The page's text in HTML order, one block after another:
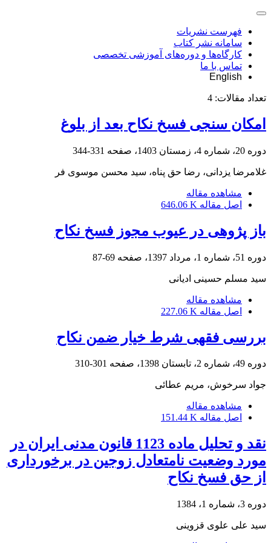
فهرست نشریات
سامانه نشر کتاب
کارگاه‌ها و دوره‌های آموزشی تخصصی
تماس با ما
English
تعداد مقالات: 4
امکان سنجی فسخ نکاح بعد از بلوغ
دوره 20، شماره 4، زمستان 1403، صفحه 331-344
غلامرضا یزدانی، رضا حق پناه، سید محسن موسوی فر
مشاهده مقاله
اصل مقاله 646.06 K
باز پژوهی در عیوب مجوز فسخ نکاح
دوره 51، شماره 1، مرداد 1397، صفحه 69-87
سید مسلم حسینی ادیانی
مشاهده مقاله
اصل مقاله 227.06 K
بررسی فقهی شرط خیار ضمن نکاح
دوره 49، شماره 2، تابستان 1398، صفحه 301-310
جواد سرخوش، مریم عطائی
مشاهده مقاله
اصل مقاله 151.44 K
نقد و تحلیل ماده 1123 قانون مدنی ایران در
مورد وضعیت نامتعادل زوجین در برخورداری
از حق فسخ نکاح
دوره 3، شماره 1، 1384
سید علی علوی قزوینی